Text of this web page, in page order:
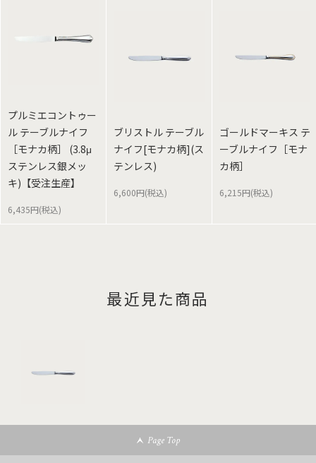
プルミエコントゥー
ル テーブルナイフ
［モナカ柄］ (3.8μ
ステンレス銀メッ
キ)【受注生産】
6,435円(税込)
ブリストル テーブル
ナイフ[モナカ柄](ス
テンレス)
6,600円(税込)
ゴールドマーキス テ
ーブルナイフ［モナ
カ柄］
6,215円(税込)
最近見た商品
Page Top